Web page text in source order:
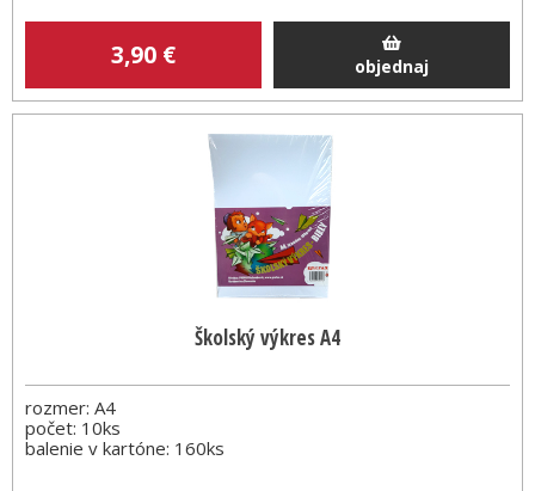
3,90 € objednaj
Školský výkres A4
rozmer: A4
počet: 10ks
balenie v kartóne: 160ks